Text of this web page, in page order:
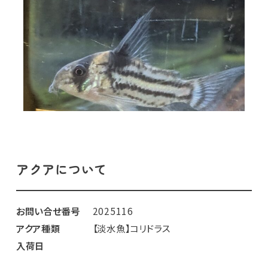
アクアについて
お問い合せ番号
2025116
アクア種類
【淡水魚】コリドラス
入荷日